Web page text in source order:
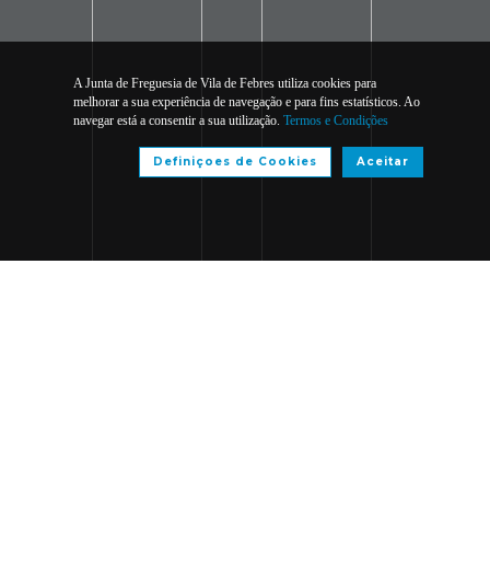
A Junta de Freguesia de Vila de Febres utiliza cookies para
melhorar a sua experiência de navegação e para fins estatísticos. Ao
navegar está a consentir a sua utilização. Termos e Condições
Aceitar
Definiçoes de Cookies